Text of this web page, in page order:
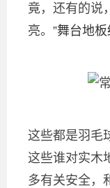
竟，还有的说
亮。”舞台地板
这些都是羽毛
这些谁对实木
多有关安全，